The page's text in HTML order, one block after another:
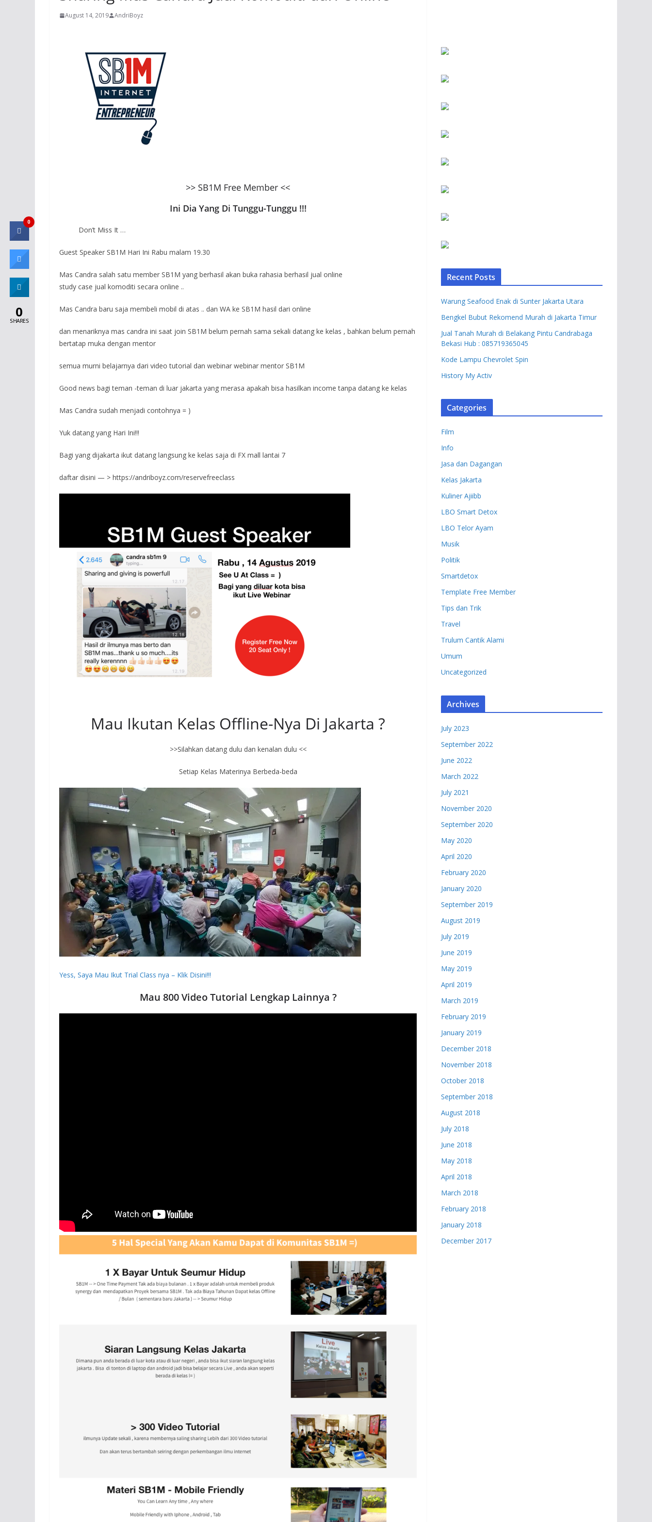
August 14, 2019 AndriBoyz
>> SB1M Free Member <<
Ini Dia Yang Di Tunggu-Tunggu !!!
Don’t Miss It …
Guest Speaker SB1M Hari Ini Rabu malam 19.30
Mas Candra salah satu member SB1M yang berhasil akan buka rahasia berhasil jual online
study case jual komoditi secara online ..
Mas Candra baru saja membeli mobil di atas .. dan WA ke SB1M hasil dari online
dan menariknya mas candra ini saat join SB1M belum pernah sama sekali datang ke kelas , bahkan belum pernah
bertatap muka dengan mentor
semua murni belajarnya dari video tutorial dan webinar webinar mentor SB1M
Good news bagi teman -teman di luar jakarta yang merasa apakah bisa hasilkan income tanpa datang ke kelas
Mas Candra sudah menjadi contohnya = )
Yuk datang yang Hari Ini!!!
Bagi yang dijakarta ikut datang langsung ke kelas saja di FX mall lantai 7
daftar disini — > https://andriboyz.com/reservefreeclass
Mau Ikutan Kelas Offline-Nya Di Jakarta ?
>>Silahkan datang dulu dan kenalan dulu <<
Setiap Kelas Materinya Berbeda-beda
Yess, Saya Mau Ikut Trial Class nya – Klik Disini!!!
Mau 800 Video Tutorial Lengkap Lainnya ?
Recent Posts
Warung Seafood Enak di Sunter Jakarta Utara
Bengkel Bubut Rekomend Murah di Jakarta Timur
Jual Tanah Murah di Belakang Pintu Candrabaga
Bekasi Hub : 085719365045
Kode Lampu Chevrolet Spin
History My Activ
Categories
Film
Info
Jasa dan Dagangan
Kelas Jakarta
Kuliner Ajiibb
LBO Smart Detox
LBO Telor Ayam
Musik
Politik
Smartdetox
Template Free Member
Tips dan Trik
Travel
Trulum Cantik Alami
Umum
Uncategorized
Archives
July 2023
September 2022
June 2022
March 2022
July 2021
November 2020
September 2020
May 2020
April 2020
February 2020
January 2020
September 2019
August 2019
July 2019
June 2019
May 2019
April 2019
March 2019
February 2019
January 2019
December 2018
November 2018
October 2018
September 2018
August 2018
July 2018
June 2018
May 2018
April 2018
March 2018
February 2018
January 2018
December 2017
0
0
SHARES